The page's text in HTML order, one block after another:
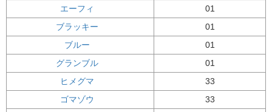
エーフィ
01
ブラッキー
01
ブルー
01
グランブル
01
ヒメグマ
33
ゴマゾウ
33